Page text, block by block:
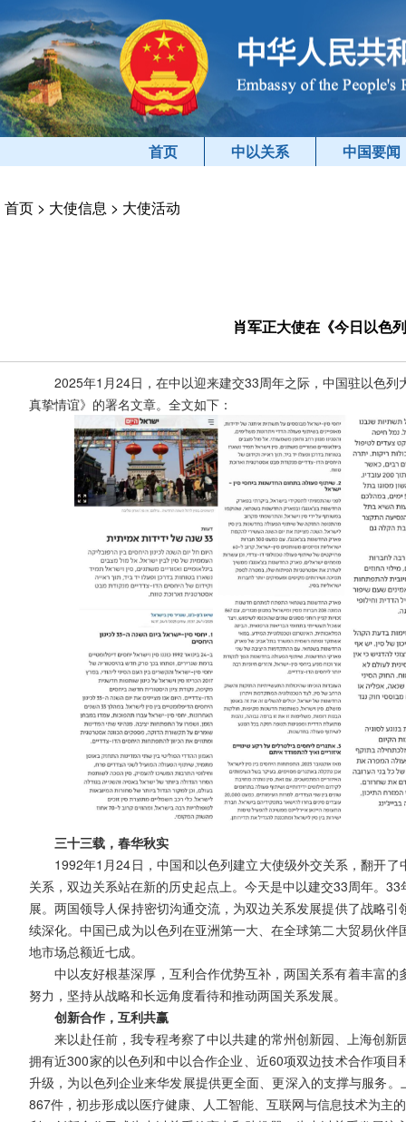
首页 中以关系 中国要闻
首页 > 大使信息 > 大使活动
肖军正大使在《今日以色
2025年1月24日，在中以迎来建交33周年之际，中国驻以色
真挚情谊》的署名文章。全文如下：
三十三载，春华秋实
1992年1月24日，中国和以色列建立大使级外交关系，翻开
关系，双边关系站在新的历史起点上。今天是中以建交33周年。
展。两国领导人保持密切沟通交流，为双边关系发展提供了战略
续深化。中国已成为以色列在亚洲第一大、在全球第二大贸易伙
地市场总额近七成。
中以友好根基深厚，互利合作优势互补，两国关系有着丰富
努力，坚持从战略和长远角度看待和推动两国关系发展。
创新合作，互利共赢
来以赴任前，我专程考察了中以共建的常州创新园、上海创
拥有近300家的以色列和中以合作企业、近60项双边技术合作项
升级，为以色列企业来华发展提供更全面、更深入的支撑与服务
867件，初步形成以医疗健康、人工智能、互联网与信息技术为主